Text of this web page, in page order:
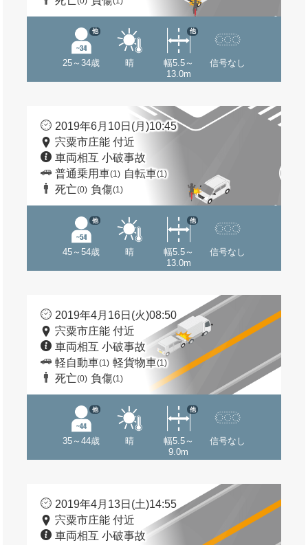
25～34歳
他
晴
幅5.5～
13.0m
他
信号なし
2019年6月10日(月)10:45
宍粟市庄能 付近
車両相互 小破事故
普通乗用車(1) 自転車(1)
死亡(0) 負傷(1)
45～54歳
他
晴
幅5.5～
13.0m
他
信号なし
2019年4月16日(火)08:50
宍粟市庄能 付近
車両相互 小破事故
軽自動車(1) 軽貨物車(1)
死亡(0) 負傷(1)
35～44歳
他
晴
幅5.5～
9.0m
他
信号なし
2019年4月13日(土)14:55
宍粟市庄能 付近
車両相互 小破事故